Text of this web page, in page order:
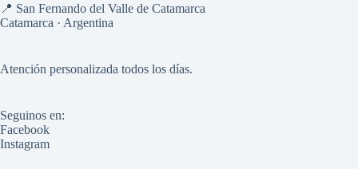
📍 San Fernando del Valle de Catamarca
Catamarca · Argentina
Atención personalizada todos los días.
Seguinos en:
Facebook
Instagram